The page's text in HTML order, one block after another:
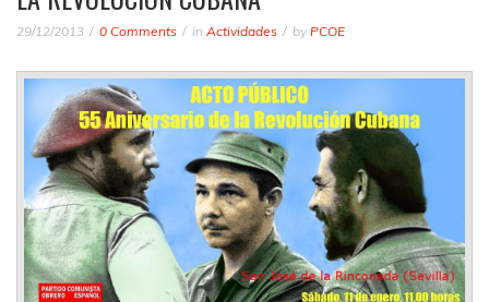
29/12/2013 0 Comments in Actividades by PCOE